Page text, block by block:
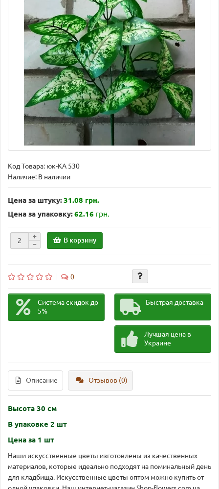
Код Товара: юк-КА 530
Наличие: В наличии
Цена за штуку:31.08 грн.
Цена за упаковку:62.16 грн.
В корзину
0
Система скидок до
5%
Быстрая доставка
Лучшая цена в
Украине
Описание Отзывов (0)
Высота 30 см
В упаковке 2 шт
Цена за 1 шт
Наши искусственные цветы изготовлены из качественных
материалов, которые идеально подходят на поминальный день
для кладбища. Искусственные цветы оптом можно купить от